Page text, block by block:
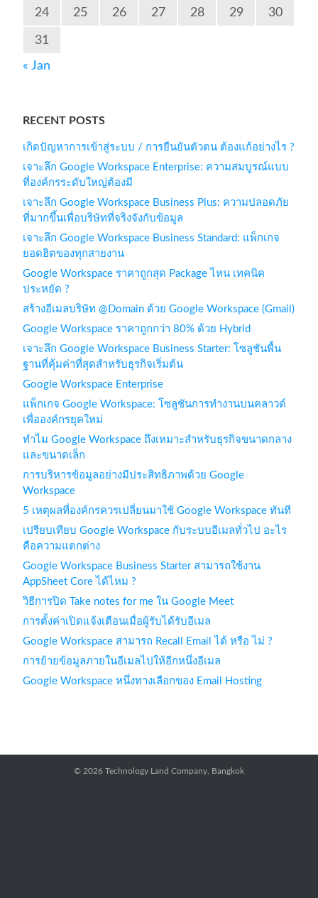
24 25 26 27 28 29 30
31
« Jan
RECENT POSTS
เกิดปัญหาการเข้าสู่ระบบ / การยืนยันตัวตน ต้องแก้อย่างไร ?
เจาะลึก Google Workspace Enterprise: ความสมบูรณ์แบบ
ที่องค์กรระดับใหญ่ต้องมี
เจาะลึก Google Workspace Business Plus: ความปลอดภัย
ที่มากขึ้นเพื่อบริษัทที่จริงจังกับข้อมูล
เจาะลึก Google Workspace Business Standard: แพ็กเกจ
ยอดฮิตของทุกสายงาน
Google Workspace ราคาถูกสุด Package ไหน เทคนิค
ประหยัด ?
สร้างอีเมลบริษัท @Domain ด้วย Google Workspace (Gmail)
Google Workspace ราคาถูกกว่า 80% ด้วย Hybrid
เจาะลึก Google Workspace Business Starter: โซลูชันพื้น
ฐานที่คุ้มค่าที่สุดสำหรับธุรกิจเริ่มต้น
Google Workspace Enterprise
แพ็กเกจ Google Workspace: โซลูชันการทำงานบนคลาวด์
เพื่อองค์กรยุคใหม่
ทำไม Google Workspace ถึงเหมาะสำหรับธุรกิจขนาดกลาง
และขนาดเล็ก
การบริหารข้อมูลอย่างมีประสิทธิภาพด้วย Google
Workspace
5 เหตุผลที่องค์กรควรเปลี่ยนมาใช้ Google Workspace ทันที
เปรียบเทียบ Google Workspace กับระบบอีเมลทั่วไป อะไร
คือความแตกต่าง
Google Workspace Business Starter สามารถใช้งาน
AppSheet Core ได้ไหม ?
วิธีการปิด Take notes for me ใน Google Meet
การตั้งค่าเปิดแจ้งเตือนเมื่อผู้รับได้รับอีเมล
Google Workspace สามารถ Recall Email ได้ หรือ ไม่ ?
การย้ายข้อมูลภายในอีเมลไปให้อีกหนึ่งอีเมล
Google Workspace หนึ่งทางเลือกของ Email Hosting
© 2026 Technology Land Company, Bangkok